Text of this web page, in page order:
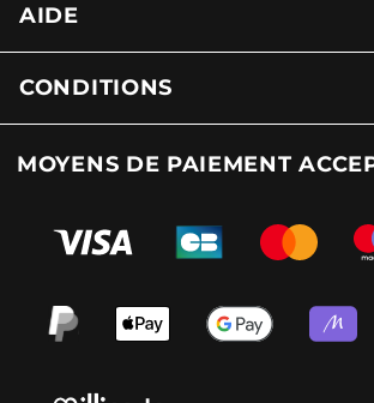
AIDE
CONDITIONS
MOYENS DE PAIEMENT